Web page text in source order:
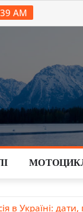
AM
в Україні: